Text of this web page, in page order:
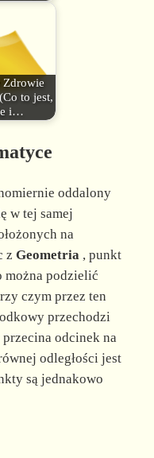
Zdrowie
to jest,
i…
oddalony
w tej samej
na
z Geometria , punkt
można podzielić
czym przez ten
przechodzi
odcinek na
odległości jest
są jednakowo